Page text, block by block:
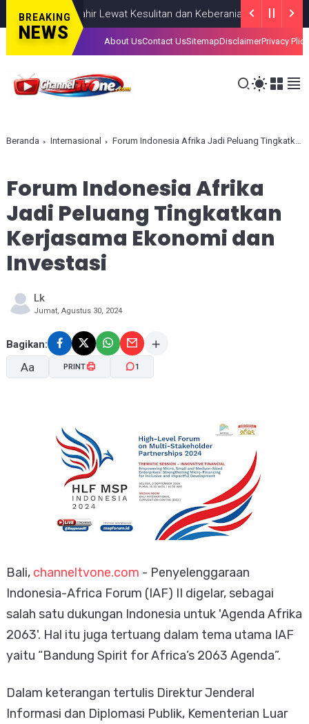
BREAKING
NEWS
Lahir Lewat Kesulitan dan Keberanian NASIONAL
About UsContact UsSitemapDisclaimerPrivacy Plice
Beranda Internasional Forum Indonesia Afrika Jadi Peluang Tingkatkan Kerjasama Ekonomi dan Investasi
Forum Indonesia Afrika
Jadi Peluang Tingkatkan
Kerjasama Ekonomi dan
Investasi
Lk
Jumat, Agustus 30, 2024
Bagikan:
Aa PRINT 1
Bali, channeltvone.com - Penyelenggaraan
Indonesia-Africa Forum (IAF) II digelar, sebagai
salah satu dukungan Indonesia untuk 'Agenda Afrika
2063'. Hal itu juga tertuang dalam tema utama IAF
yaitu “Bandung Spirit for Africa’s 2063 Agenda”.
Dalam keterangan tertulis Direktur Jenderal
Informasi dan Diplomasi Publik, Kementerian Luar